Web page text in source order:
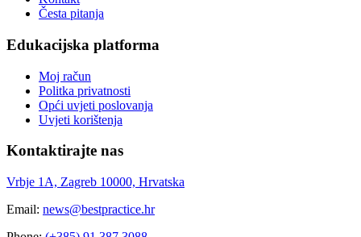
Česta pitanja
Edukacijska platforma
Moj račun
Politka privatnosti
Opći uvjeti poslovanja
Uvjeti korištenja
Kontaktirajte nas
Vrbje 1A, Zagreb 10000, Hrvatska
Email: news@bestpractice.hr